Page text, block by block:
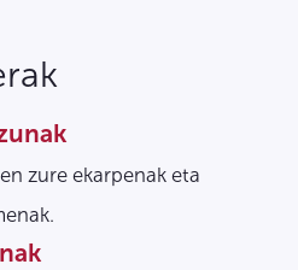
zure ekarpenak eta